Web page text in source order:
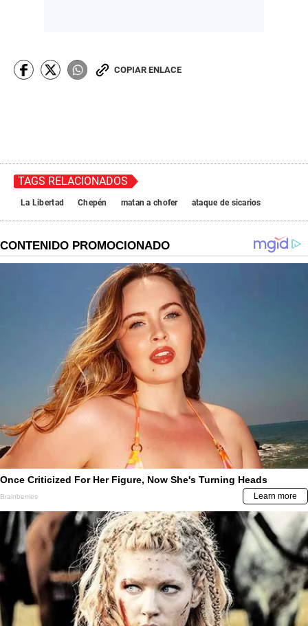
COPIAR ENLACE
TAGS RELACIONADOS
La Libertad Chepén matan a chofer ataque de sicarios